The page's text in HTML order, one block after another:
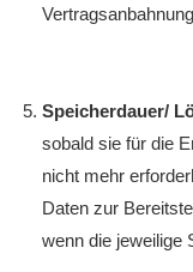
Speicherdauer/
sobald sie für die
nicht mehr
Daten zur
wenn die jeweilige